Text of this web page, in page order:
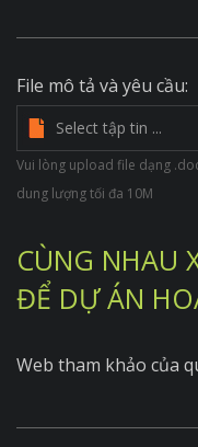
File mô tả và yêu cầu:
Vui lòng upload file dạng
dung lượng tối đa 10M
CÙNG NHAU
ĐỂ DỰ ÁN
Web tham khảo của